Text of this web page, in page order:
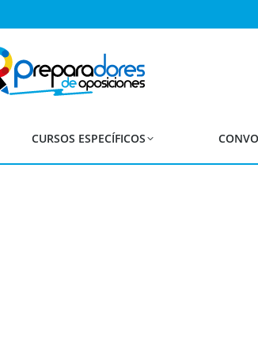
CURSOS ESPECÍFICOS
pública de
Especialidades